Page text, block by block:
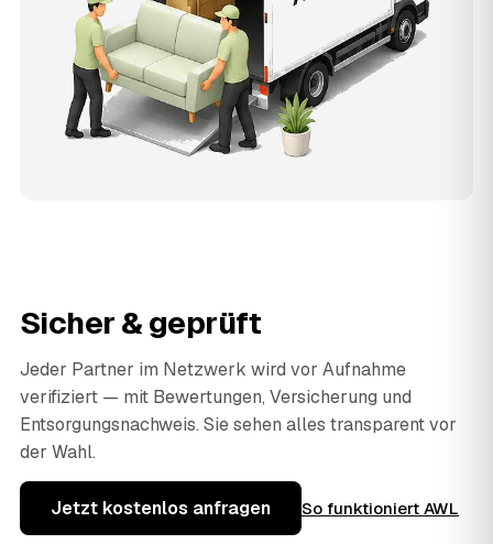
Sicher & geprüft
Jeder Partner im Netzwerk wird vor Aufnahme
verifiziert — mit Bewertungen, Versicherung und
Entsorgungsnachweis. Sie sehen alles transparent vor
der Wahl.
Jetzt kostenlos anfragen So funktioniert AWL